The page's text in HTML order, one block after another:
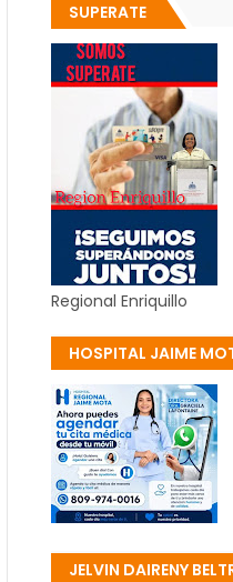
SUPERATE
Regional Enriquillo
HOSPITAL JAIME
JELVIN DAIRENY